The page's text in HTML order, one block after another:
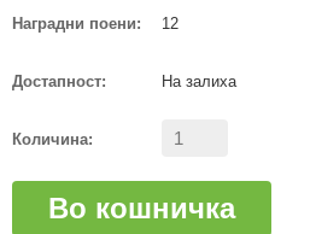
Наградни поени: 12
Достапност: На залиха
Количина:
Во кошничка